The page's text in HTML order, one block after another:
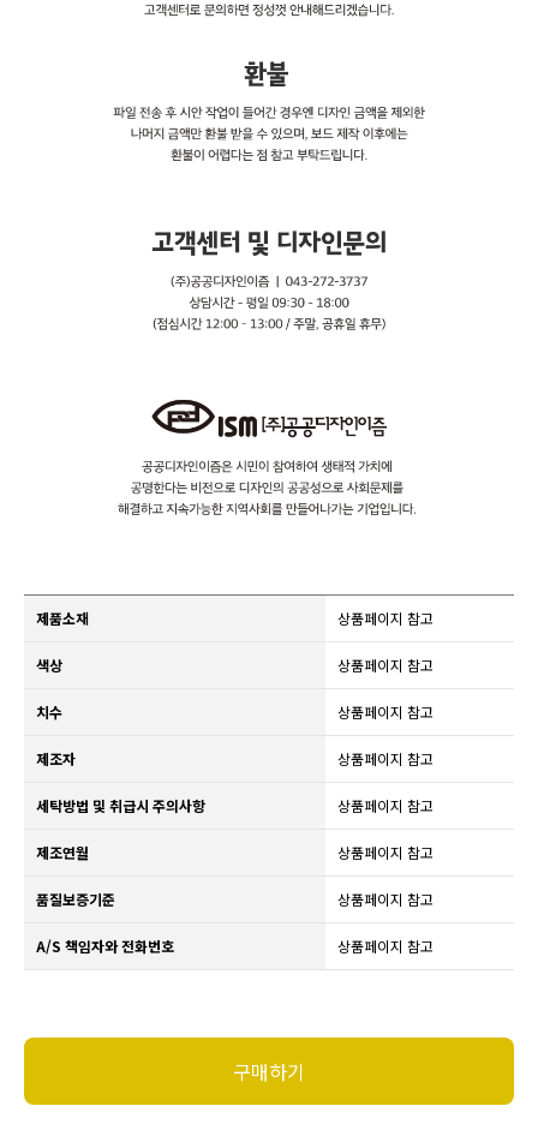
구매하기
제품소재 상품페이지 참고
색상 상품페이지 참고
치수 상품페이지 참고
제조자 상품페이지 참고
세탁방법 및 취급시 주의사항 상품페이지 참고
제조연월 상품페이지 참고
품질보증기준 상품페이지 참고
A/S 책임자와 전화번호 상품페이지 참고